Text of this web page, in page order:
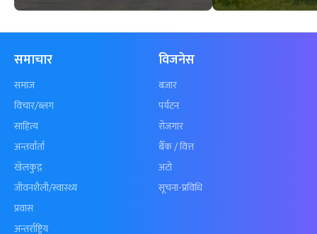
समाचार
समाज
विचार/ब्लग
साहित्य
अन्तर्वार्ता
खेलकुद़़
जीवनशैली/स्वास्थ्य
प्रवास
अन्तर्राष्ट्रिय
विजनेस
बजार
पर्यटन
रोजगार
बैँक / वित्त
अटो
सूचना-प्रविधि